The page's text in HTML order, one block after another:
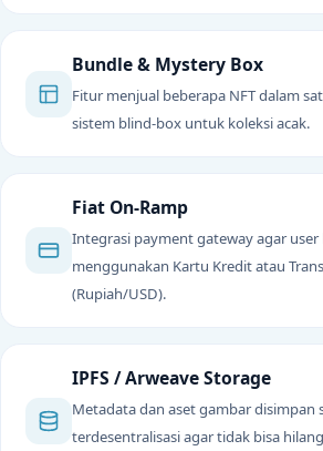
Bundle & Mystery Box
Fitur menjual beberapa NFT dalam
sistem blind-box untuk koleksi acak.
Fiat On-Ramp
Integrasi payment gateway agar user
menggunakan Kartu Kredit atau
(Rupiah/USD).
IPFS / Arweave Storage
Metadata dan aset gambar disimpan
terdesentralisasi agar tidak bisa